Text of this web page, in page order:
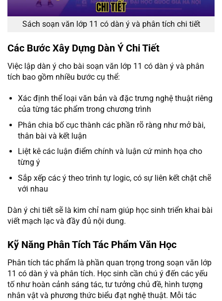
Sách soạn văn lớp 11 có dàn ý và phân tích chi tiết
Các Bước Xây Dựng Dàn Ý Chi Tiết
Việc lập dàn ý cho bài soạn văn lớp 11 có dàn ý và phân
tích bao gồm nhiều bước cụ thể:
Xác định thể loại văn bản và đặc trưng nghệ thuật riêng
của từng tác phẩm trong chương trình
Phân chia bố cục thành các phần rõ ràng như mở bài,
thân bài và kết luận
Liệt kê các luận điểm chính và luận cứ minh họa cho
từng ý
Sắp xếp các ý theo trình tự logic, có sự liên kết chặt chẽ
với nhau
Dàn ý chi tiết sẽ là kim chỉ nam giúp học sinh triển khai bài
viết mạch lạc và đầy đủ nội dung.
Kỹ Năng Phân Tích Tác Phẩm Văn Học
Phân tích tác phẩm là phần quan trọng trong soạn văn lớp
11 có dàn ý và phân tích. Học sinh cần chú ý đến các yếu
tố như hoàn cảnh sáng tác, tư tưởng chủ đề, hình tượng
nhân vật và phương thức biểu đạt nghệ thuật. Mỗi tác